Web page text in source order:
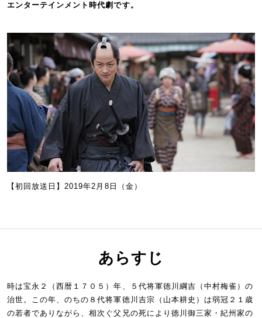
エンターテインメント時代劇です。
【初回放送日】2019年2月8日（金）
あらすじ
時は宝永２（西暦１７０５）年、５代将軍徳川綱吉（中村梅雀）の
治世。この年、のちの８代将軍徳川吉宗（山本耕史）は弱冠２１歳
の若者でありながら、相次ぐ父兄の死により徳川御三家・紀州家の